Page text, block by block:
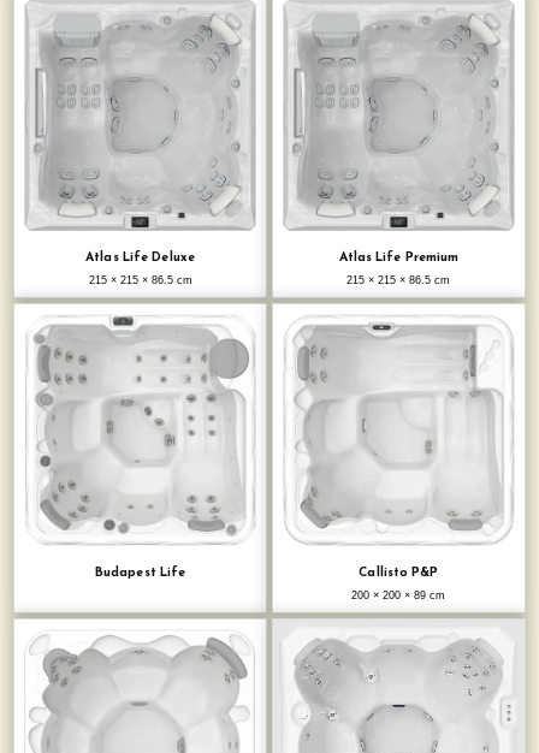
Atlas Life Deluxe
215 × 215 × 86.5 cm
Atlas Life Premium
215 × 215 × 86.5 cm
Budapest Life
Callisto P&P
200 × 200 × 89 cm